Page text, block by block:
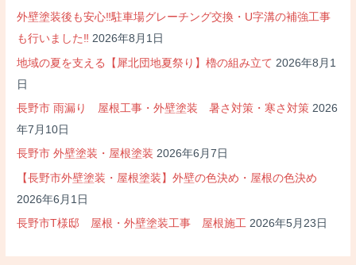
外壁塗装後も安心‼駐車場グレーチング交換・U字溝の補強工事
も行いました‼ 2026年8月1日
地域の夏を支える【犀北団地夏祭り】櫓の組み立て 2026年8月1
日
長野市 雨漏り 屋根工事・外壁塗装 暑さ対策・寒さ対策 2026
年7月10日
長野市 外壁塗装・屋根塗装 2026年6月7日
【長野市外壁塗装・屋根塗装】外壁の色決め・屋根の色決め
2026年6月1日
長野市T様邸 屋根・外壁塗装工事 屋根施工 2026年5月23日